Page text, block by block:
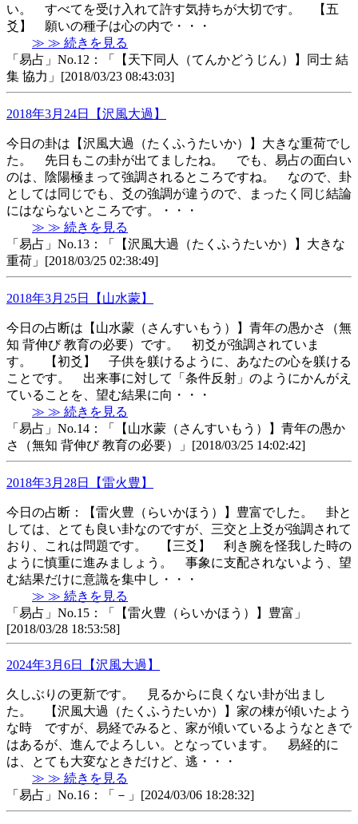
い。 すべてを受け入れて許す気持ちが大切です。 【五
爻】 願いの種子は心の内で・・・
≫ ≫ 続きを見る
「易占」No.12：「【天下同人（てんかどうじん）】同士 結
集 協力」[2018/03/23 08:43:03]
2018年3月24日【沢風大過】
今日の卦は【沢風大過（たくふうたいか）】大きな重荷でし
た。 先日もこの卦が出てましたね。 でも、易占の面白い
のは、陰陽極まって強調されるところですね。 なので、卦
としては同じでも、爻の強調が違うので、まったく同じ結論
にはならないところです。・・・
≫ ≫ 続きを見る
「易占」No.13：「【沢風大過（たくふうたいか）】大きな
重荷」[2018/03/25 02:38:49]
2018年3月25日【山水蒙】
今日の占断は【山水蒙（さんすいもう）】青年の愚かさ（無
知 背伸び 教育の必要）です。 初爻が強調されていま
す。 【初爻】 子供を躾けるように、あなたの心を躾ける
ことです。 出来事に対して「条件反射」のようにかんがえ
ていることを、望む結果に向・・・
≫ ≫ 続きを見る
「易占」No.14：「【山水蒙（さんすいもう）】青年の愚か
さ（無知 背伸び 教育の必要）」[2018/03/25 14:02:42]
2018年3月28日【雷火豊】
今日の占断：【雷火豊（らいかほう）】豊富でした。 卦と
しては、とても良い卦なのですが、三交と上爻が強調されて
おり、これは問題です。 【三爻】 利き腕を怪我した時の
ように慎重に進みましょう。 事象に支配されないよう、望
む結果だけに意識を集中し・・・
≫ ≫ 続きを見る
「易占」No.15：「【雷火豊（らいかほう）】豊富」
[2018/03/28 18:53:58]
2024年3月6日【沢風大過】
久しぶりの更新です。 見るからに良くない卦が出まし
た。 【沢風大過（たくふうたいか）】家の棟が傾いたよう
な時 ですが、易経でみると、家が傾いているようなときで
はあるが、進んでよろしい。となっています。 易経的に
は、とても大変なときだけど、逃・・・
≫ ≫ 続きを見る
「易占」No.16：「－」[2024/03/06 18:28:32]